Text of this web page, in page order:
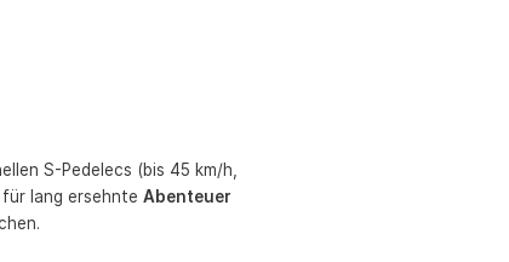
S-Pedelecs (bis 45 km/h,
für lang ersehnteAbenteuer